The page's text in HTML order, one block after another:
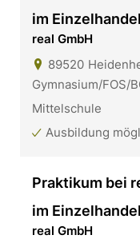
im
real GmbH
89520
Gymnasium/FOS/
Mittelschule
Ausbildung
Praktikum bei
im
real GmbH